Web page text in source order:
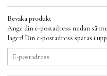
Bevaka produkt
Ange din e-postadress nedan så
lager! Din e-postadress sparas i